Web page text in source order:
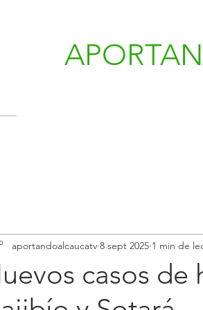
casos
aportandoalcaucatv 8 sept 2025 1 min de